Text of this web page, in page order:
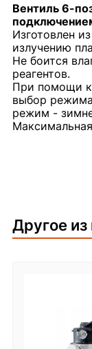
Вентиль 6-
Изготовлен
излучению
Не боится
реагентов.
При помощи
выбор
режим -
Другое из